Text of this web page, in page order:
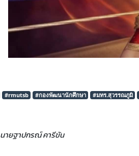
#rmutsb #กองพัฒนานักศึกษา #มทร.สุวรรณภูมิ
นายฐาปกรณ์ คารีขัน